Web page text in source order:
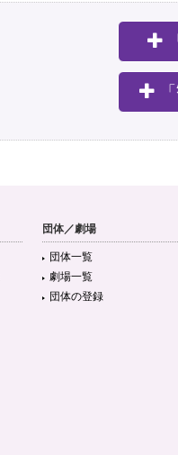
団体／劇場
団体一覧
劇場一覧
団体の登録